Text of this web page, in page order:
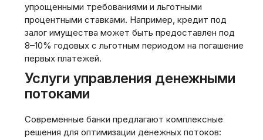
упрощенными требованиями и льготными
процентными ставками. Например, кредит под
залог имущества может быть предоставлен под
8–10% годовых с льготным периодом на погашение
первых платежей.
Услуги управления денежными
потоками
Современные банки предлагают комплексные
решения для оптимизации денежных потоков: